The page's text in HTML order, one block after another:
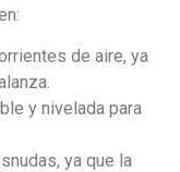
de aire, ya
y nivelada para
ya que la